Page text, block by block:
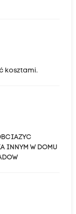
kosztami.
INNYM W DOMU